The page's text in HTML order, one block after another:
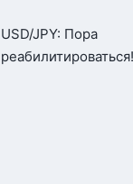
USD/JPY: Пора
реабилитироваться!